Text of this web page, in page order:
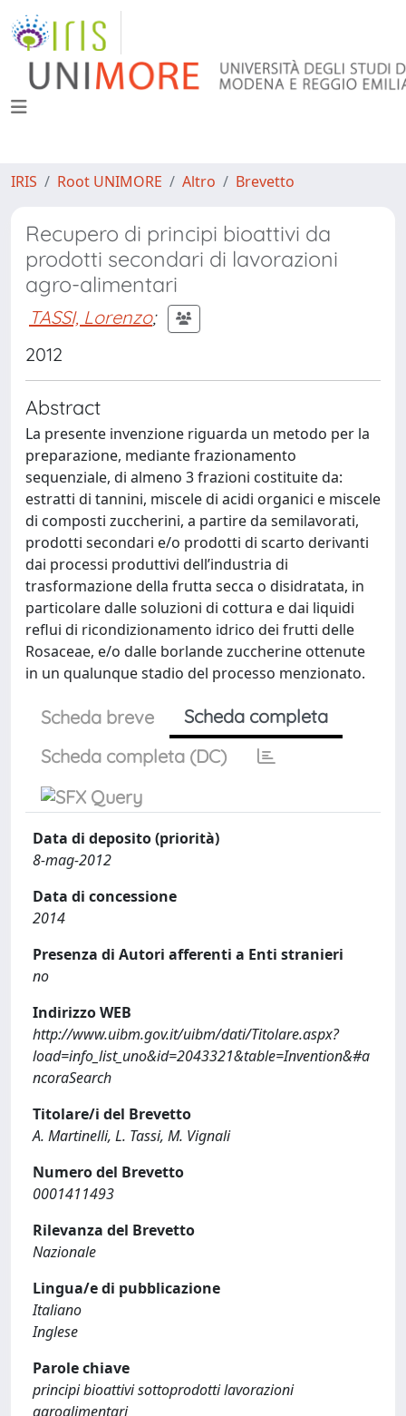
IRIS Root UNIMORE Altro Brevetto
Recupero di principi bioattivi da
prodotti secondari di lavorazioni
agro-alimentari
TASSI, Lorenzo;
2012
Abstract
La presente invenzione riguarda un metodo per la
preparazione, mediante frazionamento
sequenziale, di almeno 3 frazioni costituite da:
estratti di tannini, miscele di acidi organici e miscele
di composti zuccherini, a partire da semilavorati,
prodotti secondari e/o prodotti di scarto derivanti
dai processi produttivi dell’industria di
trasformazione della frutta secca o disidratata, in
particolare dalle soluzioni di cottura e dai liquidi
reflui di ricondizionamento idrico dei frutti delle
Rosaceae, e/o dalle borlande zuccherine ottenute
in un qualunque stadio del processo menzionato.
Scheda breve
Scheda completa
Scheda completa (DC)
Data di deposito (priorità)
8-mag-2012
Data di concessione
2014
Presenza di Autori afferenti a Enti stranieri
no
Indirizzo WEB
http://www.uibm.gov.it/uibm/dati/Titolare.aspx?
load=info_list_uno&id=2043321&table=Invention&#a
ncoraSearch
Titolare/i del Brevetto
A. Martinelli, L. Tassi, M. Vignali
Numero del Brevetto
0001411493
Rilevanza del Brevetto
Nazionale
Lingua/e di pubblicazione
Italiano
Inglese
Parole chiave
principi bioattivi sottoprodotti lavorazioni
agroalimentari